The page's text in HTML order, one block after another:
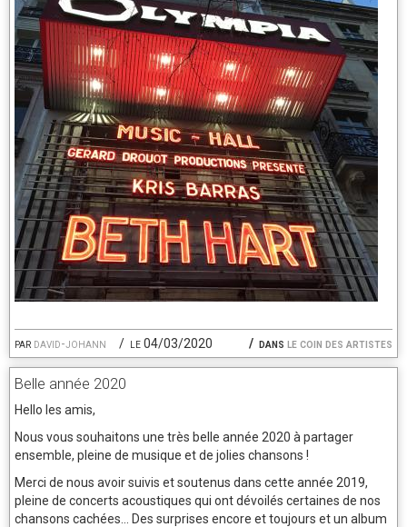
par david-johann le 04/03/2020 dans le coin des artistes
Belle année 2020
Hello les amis,
Nous vous souhaitons une très belle année 2020 à partager
ensemble, pleine de musique et de jolies chansons !
Merci de nous avoir suivis et soutenus dans cette année 2019,
pleine de concerts acoustiques qui ont dévoilés certaines de nos
chansons cachées... Des surprises encore et toujours et un album